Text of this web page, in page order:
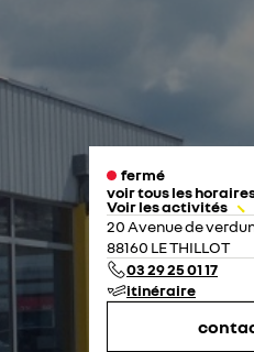
fermé
voir tous les
lundi
mardi
mercredi
jeudi
vendredi
Voir les activités
20 Avenue de
88160 LE THILLOT
03 29 25 01 17
itinéraire